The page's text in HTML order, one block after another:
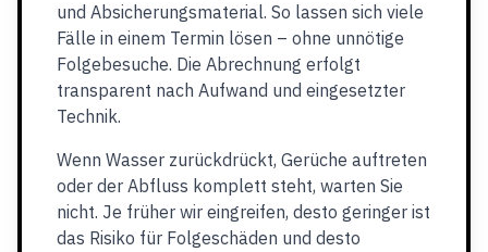
und Absicherungsmaterial. So lassen sich viele
Fälle in einem Termin lösen – ohne unnötige
Folgebesuche. Die Abrechnung erfolgt
transparent nach Aufwand und eingesetzter
Technik.
Wenn Wasser zurückdrückt, Gerüche auftreten
oder der Abfluss komplett steht, warten Sie
nicht. Je früher wir eingreifen, desto geringer ist
das Risiko für Folgeschäden und desto